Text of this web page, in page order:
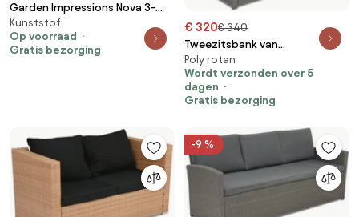
Garden Impressions Nova 3-
zits lounge tuinbank - vintage
willow
Kunststof
Op voorraad
Gratis bezorging
€ 320€ 340
Tweezitsbank van
technorattan Monaco Garden
Point antraciet
Poly rotan
Wordt verzonden over 5
dagen
Gratis bezorging
-9 %